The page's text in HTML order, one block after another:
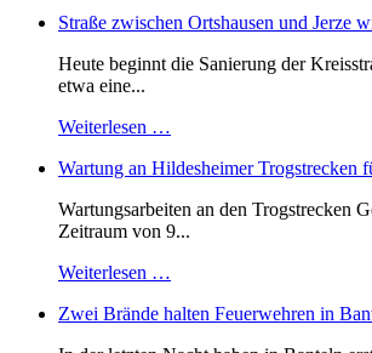
Straße zwischen Ortshausen und Jerze
Heute beginnt die Sanierung der
etwa eine...
Weiterlesen …
Wartung an Hildesheimer Trogstrecken
Wartungsarbeiten an den Trogstrecken
Zeitraum von 9...
Weiterlesen …
Zwei Brände halten Feuerwehren in